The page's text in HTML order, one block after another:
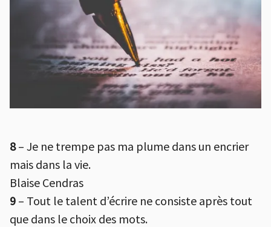
8– Je ne trempe pas ma plume dans un encrier
mais dans la vie.
Blaise Cendras
9 – Tout le talent d’écrire ne consiste après tout
que dans le choix des mots.